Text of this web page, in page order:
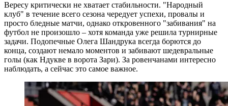
Вересу критически не хватает стабильности. "Народный
клуб" в течение всего сезона чередует успехи, провалы и
просто бледные матчи, однако откровенного "забивания" на
футбол не произошло – хотя команда уже решила турнирные
задачи. Подопечные Олега Шандрука всегда борются до
конца, создают немало моментов и забивают шедевральные
голы (как Ндукве в ворота Зари). За ровенчанами интересно
наблюдать, а сейчас это самое важное.